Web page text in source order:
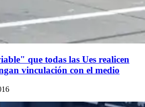
que todas las Ues realicen
vinculación con el medio